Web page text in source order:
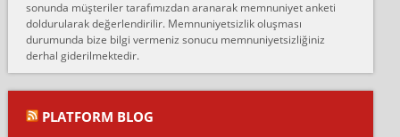
Fatih kokmese:
Diyarbakır dan eşyamı getirtmek için anlaştım sözleşme yaptım.
Son anda fiyat artırdılar.. mecburiyetten tasittim.. bu kişiler ağrılı
Ali:
sonunda müşteriler tarafımızdan aranarak memnuniyet anketi
doldurularak değerlendirilir. Memnuniyetsizlik oluşması
durumunda bize bilgi vermeniz sonucu memnuniyetsizliğiniz
derhal giderilmektedir.
PLATFORM BLOG